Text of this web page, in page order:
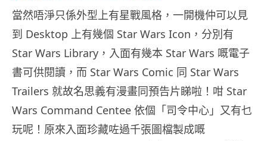
當然唔淨只係外型上有星戰風格，一開機仲可以見
到 Desktop 上有幾個 Star Wars Icon，分別有
Star Wars Library，入面有幾本 Star Wars 嘅電子
書可供閱讀，而 Star Wars Comic 同 Star Wars
Trailers 就故名思義有漫畫同預告片睇啦！咁 Star
Wars Command Centee 依個「司令中心」又有乜
玩呢！原來入面珍藏咗過千張圖檔製成嘅